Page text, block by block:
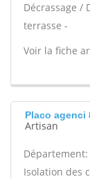
Décrassage /
terrasse -
Voir la fiche
Placo agenci
Artisan
Département:
Isolation des